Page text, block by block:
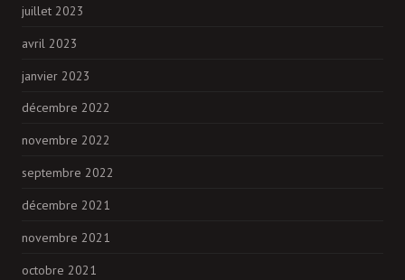
juillet 2023
avril 2023
janvier 2023
décembre 2022
novembre 2022
septembre 2022
décembre 2021
novembre 2021
octobre 2021